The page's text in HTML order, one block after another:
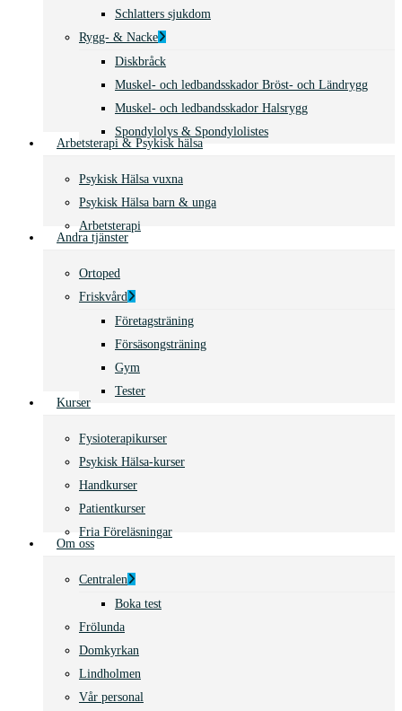
Schlatters sjukdom
Rygg- & Nacke
Diskbråck
Muskel- och ledbandsskador Bröst- och Ländrygg
Muskel- och ledbandsskador Halsrygg
Spondylolys & Spondylolistes
Arbetsterapi & Psykisk hälsa
Psykisk Hälsa vuxna
Psykisk Hälsa barn & unga
Arbetsterapi
Andra tjänster
Ortoped
Friskvård
Företagsträning
Försäsongsträning
Gym
Tester
Kurser
Fysioterapikurser
Psykisk Hälsa-kurser
Handkurser
Patientkurser
Fria Föreläsningar
Om oss
Centralen
Boka test
Frölunda
Domkyrkan
Lindholmen
Vår personal